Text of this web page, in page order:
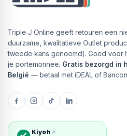
Triple J Online geeft retouren een
duurzame, kwalitatieve Outlet
tweede kans genoemd). Goed voor
je portemonnee. Gratis bezorgd in
België — betaal met iDEAL of
Kiyoh